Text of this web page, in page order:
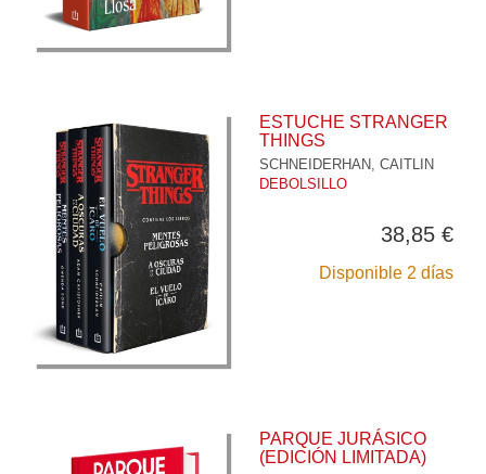
ESTUCHE STRANGER
THINGS
SCHNEIDERHAN, CAITLIN
DEBOLSILLO
38,85 €
Disponible 2 días
PARQUE JURÁSICO
(EDICIÓN LIMITADA)